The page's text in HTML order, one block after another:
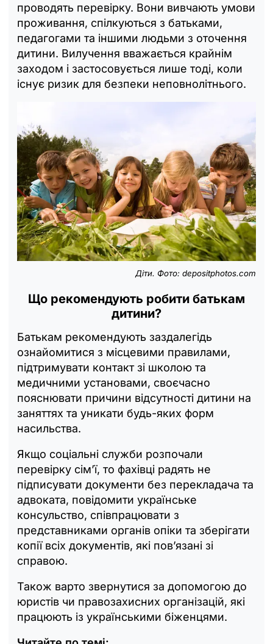
проводять перевірку. Вони вивчають умови
проживання, спілкуються з батьками,
педагогами та іншими людьми з оточення
дитини. Вилучення вважається крайнім
заходом і застосовується лише тоді, коли
існує ризик для безпеки неповнолітнього.
Діти. Фото: depositphotos.com
Що рекомендують робити батькам
дитини?
Батькам рекомендують заздалегідь
ознайомитися з місцевими правилами,
підтримувати контакт зі школою та
медичними установами, своєчасно
пояснювати причини відсутності дитини на
заняттях та уникати будь-яких форм
насильства.
Якщо соціальні служби розпочали
перевірку сім’ї, то фахівці радять не
підписувати документи без перекладача та
адвоката, повідомити українське
консульство, співпрацювати з
представниками органів опіки та зберігати
копії всіх документів, які пов’язані зі
справою.
Також варто звернутися за допомогою до
юристів чи правозахисних організацій, які
працюють із українськими біженцями.